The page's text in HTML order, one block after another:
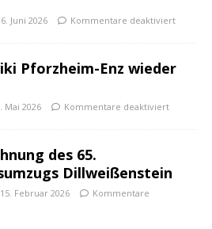
Juni 2026 Kommentare deaktiviert
Pforzheim-Enz wieder
Mai 2026 Kommentare deaktiviert
des 65.
Dillweißenstein
Februar 2026
Kommentare